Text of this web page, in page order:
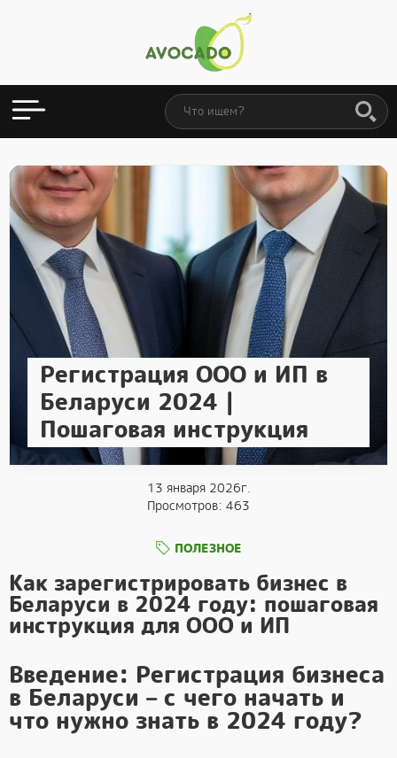
Регистрация ООО и ИП в
Беларуси 2024 |
Пошаговая инструкция
13 января 2026г.
Просмотров: 463
ПОЛЕЗНОЕ
Как зарегистрировать бизнес в
Беларуси в 2024 году: пошаговая
инструкция для ООО и ИП
Введение: Регистрация бизнеса
в Беларуси – с чего начать и
что нужно знать в 2024 году?